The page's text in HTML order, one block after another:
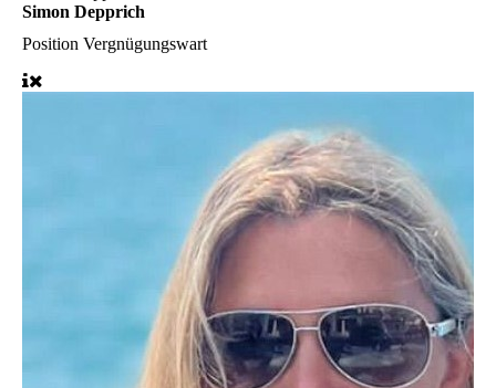
Simon Depprich
Position Vergnügungswart